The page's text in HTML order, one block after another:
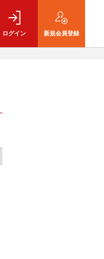
ログイン 新規会員登録